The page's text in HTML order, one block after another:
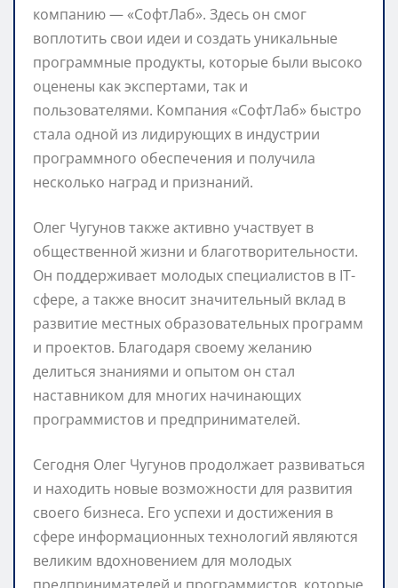
компанию — «СофтЛаб». Здесь он смог
воплотить свои идеи и создать уникальные
программные продукты, которые были высоко
оценены как экспертами, так и
пользователями. Компания «СофтЛаб» быстро
стала одной из лидирующих в индустрии
программного обеспечения и получила
несколько наград и признаний.
Олег Чугунов также активно участвует в
общественной жизни и благотворительности.
Он поддерживает молодых специалистов в IT-
сфере, а также вносит значительный вклад в
развитие местных образовательных программ
и проектов. Благодаря своему желанию
делиться знаниями и опытом он стал
наставником для многих начинающих
программистов и предпринимателей.
Сегодня Олег Чугунов продолжает развиваться
и находить новые возможности для развития
своего бизнеса. Его успехи и достижения в
сфере информационных технологий являются
великим вдохновением для молодых